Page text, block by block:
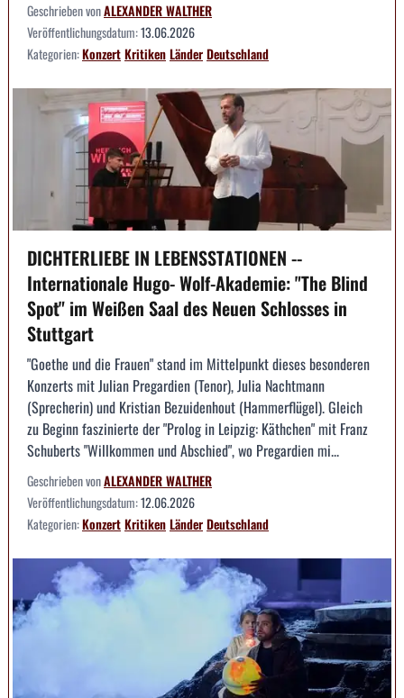
Geschrieben vonALEXANDER WALTHER
Veröffentlichungsdatum:13.06.2026
Kategorien:KonzertKritikenLänderDeutschland
DICHTERLIEBE IN LEBENSSTATIONEN --
Internationale Hugo- Wolf-Akademie: "The Blind
Spot" im Weißen Saal des Neuen Schlosses in
Stuttgart
"Goethe und die Frauen" stand im Mittelpunkt dieses besonderen
Konzerts mit Julian Pregardien (Tenor), Julia Nachtmann
(Sprecherin) und Kristian Bezuidenhout (Hammerflügel). Gleich
zu Beginn faszinierte der "Prolog in Leipzig: Käthchen" mit Franz
Schuberts "Willkommen und Abschied", wo Pregardien mi...
Geschrieben vonALEXANDER WALTHER
Veröffentlichungsdatum:12.06.2026
Kategorien:KonzertKritikenLänderDeutschland